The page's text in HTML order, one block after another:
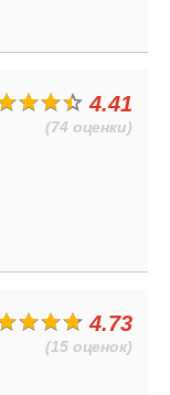
4.41
(74 оценки)
4.73
(15 оценок)